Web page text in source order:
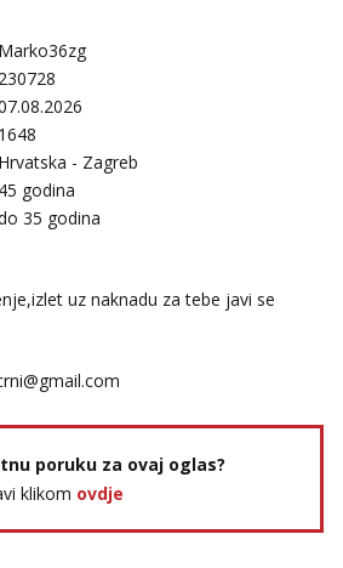
Marko36zg
230728
1648
Hrvatska - Zagreb
45 godina
35 godina
uz naknadu za tebe javi se
poruku za ovaj oglas?
klikom ovdje